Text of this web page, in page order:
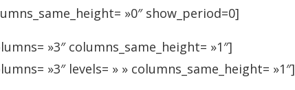
»0″ show_period=0]
»3″ columns_same_height= »1″]
»3″ levels= » » columns_same_height= »1″]